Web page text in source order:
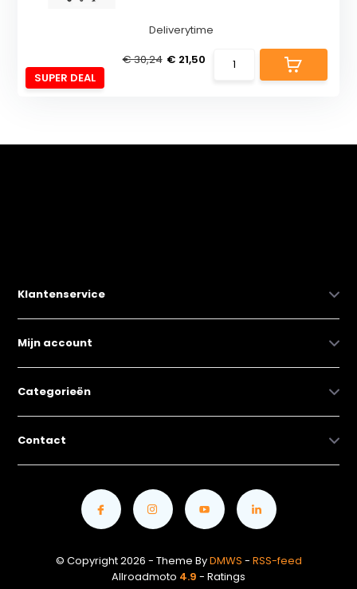
SUPER DEAL
Deliverytime
€ 30,24 € 21,50
Klantenservice
Mijn account
Categorieën
Contact
© Copyright 2026 - Theme ByDMWS - RSS-feed
Allroadmoto 4.9 - Ratings